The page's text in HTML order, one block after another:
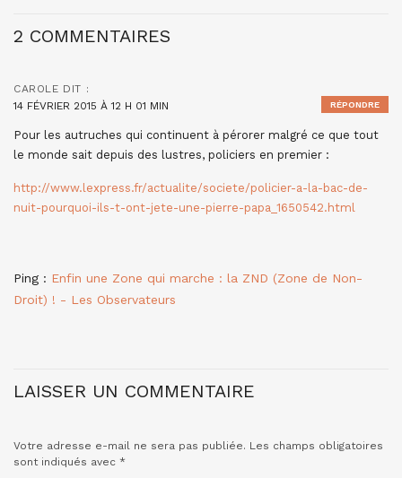
2 COMMENTAIRES
CAROLE DIT :
14 FÉVRIER 2015 À 12 H 01 MIN
Pour les autruches qui continuent à pérorer malgré ce que tout
le monde sait depuis des lustres, policiers en premier :
http://www.lexpress.fr/actualite/societe/policier-a-la-bac-de-
nuit-pourquoi-ils-t-ont-jete-une-pierre-papa_1650542.html
RÉPONDRE
Ping : Enfin une Zone qui marche : la ZND (Zone de Non-
Droit) ! - Les Observateurs
LAISSER UN COMMENTAIRE
Votre adresse e-mail ne sera pas publiée. Les champs obligatoires
sont indiqués avec *